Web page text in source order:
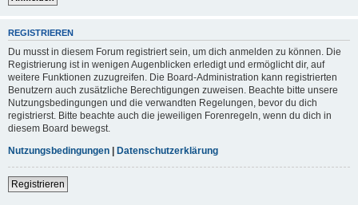
REGISTRIEREN
Du musst in diesem Forum registriert sein, um dich anmelden zu können. Die
Registrierung ist in wenigen Augenblicken erledigt und ermöglicht dir, auf
weitere Funktionen zuzugreifen. Die Board-Administration kann registrierten
Benutzern auch zusätzliche Berechtigungen zuweisen. Beachte bitte unsere
Nutzungsbedingungen und die verwandten Regelungen, bevor du dich
registrierst. Bitte beachte auch die jeweiligen Forenregeln, wenn du dich in
diesem Board bewegst.
Nutzungsbedingungen | Datenschutzerklärung
Registrieren